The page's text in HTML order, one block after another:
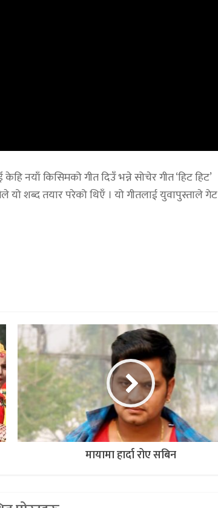
नयाँ किसिमको गीत दिउँ भन्ने सोचेर गीत ‘हिट हिट’
शब्द तयार परेको थिएँ । यो गीतलाई युवापुस्ताले गेट
मायामा हार्दा रोए सबिन